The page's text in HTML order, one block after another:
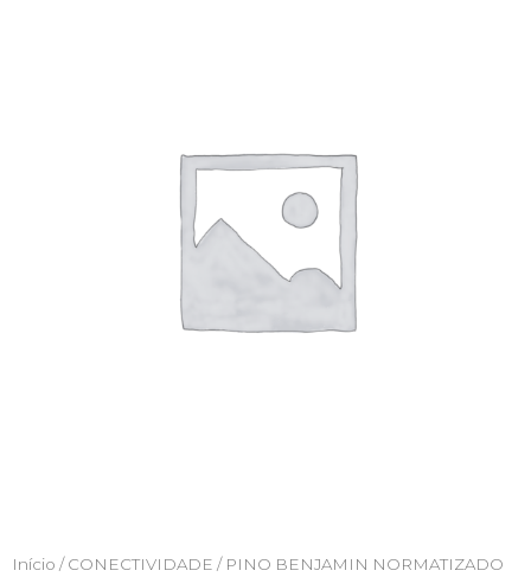
Início /CONECTIVIDADE / PINO BENJAMIN NORMATIZADO